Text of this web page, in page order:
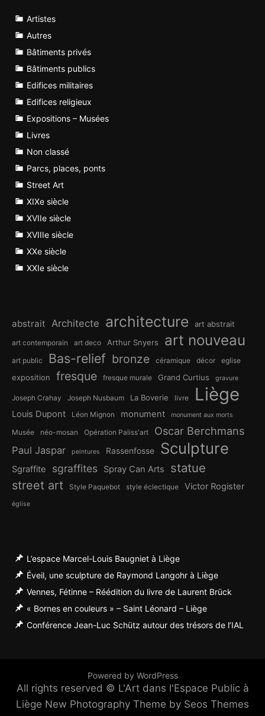
Artistes
Autres
Bâtiments privés
Bâtiments publics
Edifices militaires
Edifices religieux
Expositions – Musées
Livres
Non classé
Parcs, places, ponts
Street Art
XIXe siècle
XVIIe siècle
XVIIIe siècle
XXe siècle
XXIe siècle
abstrait Architecte architecture art abstrait
art contemporain art deco Arthur Snyers art nouveau
art public Bas-relief bronze céramique décor eglise
exposition fresque fresque murale Grand Curtius gravure
Joseph Crahay Joseph Nusbaum La Boverie livre Liège
Louis Dupont Léon Mignon monument monument aux morts
Musée néo-mosan Opération Paliss'art Oscar Berchmans
Paul Jaspar peintures Rassenfosse Sculpture
Sgraffite sgraffites Spray Can Arts statue
street art Style Paquebot style éclectique Victor Rogister
église
L’espace Marcel-Louis Baugniet à Liège
Éveil, une sculpture de Raymond Langohr à Liège
Vennes, Fétinne – Réédition du livre de Laurent Brück
« Bornes en couleurs » – Saint Léonard – Liège
Conférence Jean-Luc Schütz autour des trésors de l’IAL
Powered by WordPress
All rights reserved © L'Art dans l'Espace Public à
Liège New Photography Theme by Seos Themes